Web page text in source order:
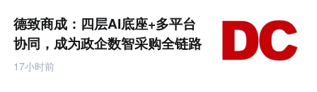
商
产
业
互
联
网
德致商成：四层AI底座+多平台
协同，成为政企数智采购全链路
服务商
17小时前